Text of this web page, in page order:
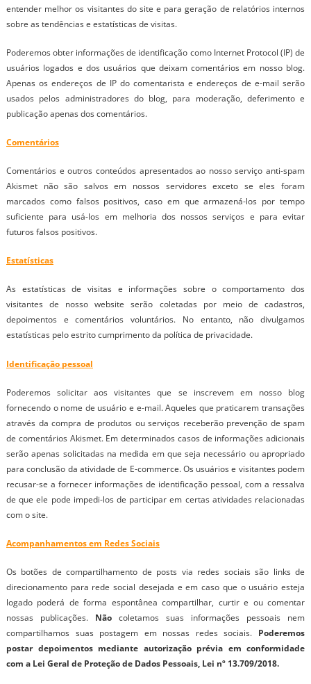
entender melhor os visitantes do site e para geração de relatórios internos
sobre as tendências e estatísticas de visitas.
Poderemos obter informações de identificação como Internet Protocol (IP) de
usuários logados e dos usuários que deixam comentários em nosso blog.
Apenas os endereços de IP do comentarista e endereços de e-mail serão
usados pelos administradores do blog, para moderação, deferimento e
publicação apenas dos comentários.
Comentários
Comentários e outros conteúdos apresentados ao nosso serviço anti-spam
Akismet não são salvos em nossos servidores exceto se eles foram
marcados como falsos positivos, caso em que armazená-los por tempo
suficiente para usá-los em melhoria dos nossos serviços e para evitar
futuros falsos positivos.
Estatísticas
As estatísticas de visitas e informações sobre o comportamento dos
visitantes de nosso website serão coletadas por meio de cadastros,
depoimentos e comentários voluntários. No entanto, não divulgamos
estatísticas pelo estrito cumprimento da política de privacidade.
Identificação pessoal
Poderemos solicitar aos visitantes que se inscrevem em nosso blog
fornecendo o nome de usuário e e-mail. Aqueles que praticarem transações
através da compra de produtos ou serviços receberão prevenção de spam
de comentários Akismet. Em determinados casos de informações adicionais
serão apenas solicitadas na medida em que seja necessário ou apropriado
para conclusão da atividade de E-commerce. Os usuários e visitantes podem
recusar-se a fornecer informações de identificação pessoal, com a ressalva
de que ele pode impedi-los de participar em certas atividades relacionadas
com o site.
Acompanhamentos em Redes Sociais
Os botões de compartilhamento de posts via redes sociais são links de
direcionamento para rede social desejada e em caso que o usuário esteja
logado poderá de forma espontânea compartilhar, curtir e ou comentar
nossas publicações. Não coletamos suas informações pessoais nem
compartilhamos suas postagem em nossas redes sociais. Poderemos
postar depoimentos mediante autorização prévia em conformidade
com a Lei Geral de Proteção de Dados Pessoais, Lei nº 13.709/2018.